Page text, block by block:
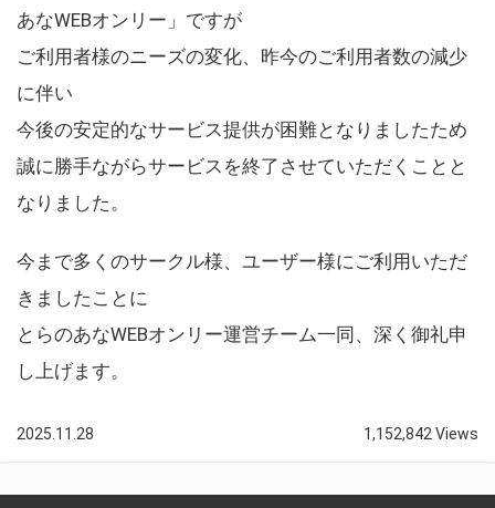
あなWEBオンリー」ですが
ご利用者様のニーズの変化、昨今のご利用者数の減少
に伴い
今後の安定的なサービス提供が困難となりましたため
誠に勝手ながらサービスを終了させていただくことと
なりました。
今まで多くのサークル様、ユーザー様にご利用いただ
きましたことに
とらのあなWEBオンリー運営チーム一同、深く御礼申
し上げます。
2025.11.28 1,152,842 Views